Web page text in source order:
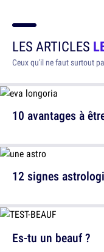
LES ARTICLES
Ceux qu'il ne faut surtout
10 avantages à
12 signes
Es-tu un beauf ?